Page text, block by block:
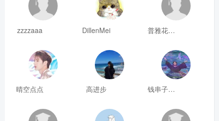
zzzzaaa DillenMei 普雅花qya
晴空点点 高进步 钱串子123